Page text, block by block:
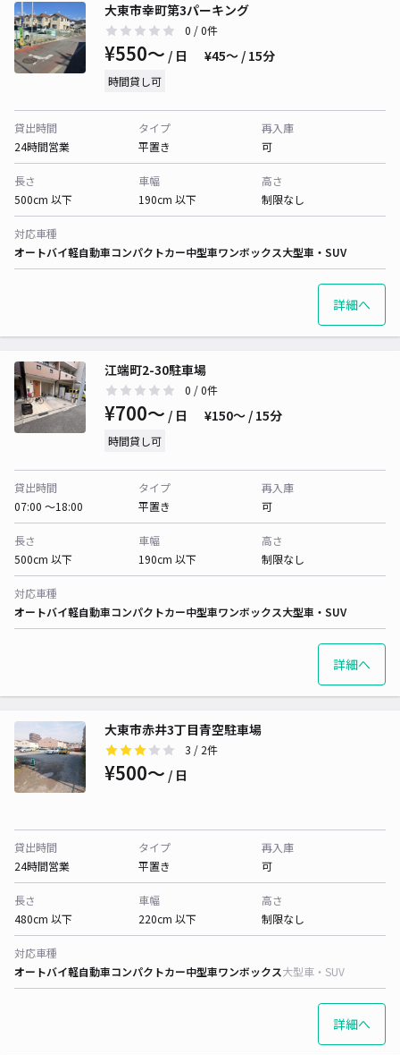
大東市幸町第3パーキング
0 / 0件
¥550〜 / 日 ¥45〜 / 15分
時間貸し可
貸出時間
24時間営業
タイプ
平置き
再入庫
可
長さ
500cm 以下
車幅
190cm 以下
高さ
制限なし
対応車種
オートバイ軽自動車コンパクトカー中型車ワンボックス大型車・SUV
詳細へ
江端町2-30駐車場
0 / 0件
¥700〜 / 日 ¥150〜 / 15分
時間貸し可
貸出時間
07:00 〜18:00
タイプ
平置き
再入庫
可
長さ
500cm 以下
車幅
190cm 以下
高さ
制限なし
対応車種
オートバイ軽自動車コンパクトカー中型車ワンボックス大型車・SUV
詳細へ
大東市赤井3丁目青空駐車場
3 / 2件
¥500〜 / 日
貸出時間
24時間営業
タイプ
平置き
再入庫
可
長さ
480cm 以下
車幅
220cm 以下
高さ
制限なし
対応車種
オートバイ軽自動車コンパクトカー中型車ワンボックス大型車・SUV
詳細へ